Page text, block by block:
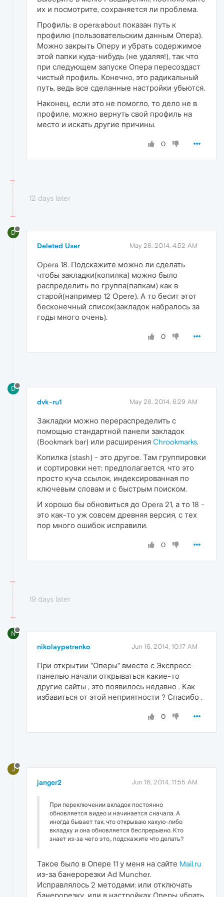
их и посмотрите, сохраняется ли проблема.
Профиль: в opera:about показан путь к
профилю (пользовательским данным Опера).
Можно закрыть Оперу и убрать содержимое
этой папки куда-нибудь (не удаляя!), так что
при следующем запуске Опера пересоздаст
чистый профиль. Конечно, это радикальный
путь, ведь все сделанные настройки убьются.
Наконец, если это не помогло, то дело не в
профиле, можно вернуть свой профиль на
место и искать другие причины.
0
12 days later
D
Deleted User May 28, 2014, 4:52 AM
Opera 18. Подскажите можно ли сделать
чтобы закладки(копилка) можно было
распределить по группа(папкам) как в
старой(например 12 Opere). А то бесит этот
бесконечный список(закладок набралось за
годы много очень).
0
D
dvk-ru1 May 28, 2014, 6:29 AM
Закладки можно перераспределить с
помощью стандартной панели закладок
(Bookmark bar) или расширения Chrookmarks.
Копилка (stash) - это другое. Там группировки
и сортировки нет: предполагается, что это
просто куча ссылок, индексированная по
ключевым словам и с быстрым поиском.
И хорошо бы обновиться до Opera 21, а то 18 -
это как-то уж совсем древняя версия, с тех
пор много ошибок исправили.
0
19 days later
N
nikolaypetrenko Jun 16, 2014, 10:17 AM
При открытии "Оперы" вместе с Экспресс-
панелью начали открываться какие-то
другие сайты , это появилось недавно . Как
избавиться от этой неприятности ? Спасибо .
0
J
janger2 Jun 16, 2014, 11:55 AM
При переключении вкладок постоянно
обновляется видео и начинается сначала. А
иногда бывает так, что открываю какую-либо
вкладку и она обновляется беспрерывно. Кто
знает из-за чего это,, подскажите что делать?
Такое было в Опере 11 у меня на сайте Mail.ru
из-за банерорезки Ad Muncher.
Исправлялось 2 методами: или отключать
банерорезку, или в настройках Оперы убрать